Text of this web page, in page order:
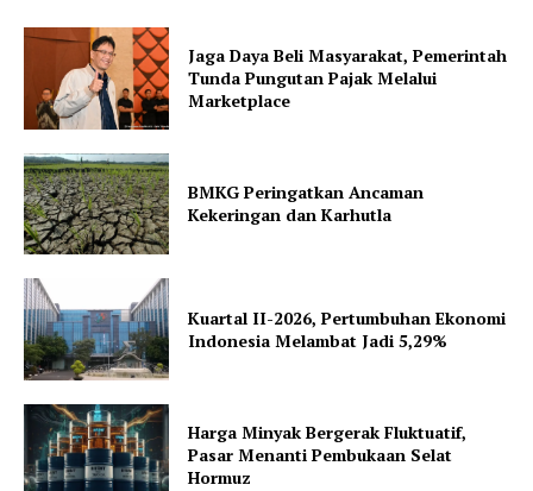
Jaga Daya Beli Masyarakat, Pemerintah
Tunda Pungutan Pajak Melalui
Marketplace
BMKG Peringatkan Ancaman
Kekeringan dan Karhutla
Kuartal II-2026, Pertumbuhan Ekonomi
Indonesia Melambat Jadi 5,29%
Harga Minyak Bergerak Fluktuatif,
Pasar Menanti Pembukaan Selat
Hormuz